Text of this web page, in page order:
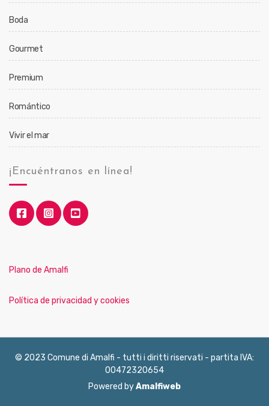
Boda
Gourmet
Premium
Romántico
Vivir el mar
¡Encuéntranos en línea!
Plano de Amalfi
Política de privacidad y cookies
© 2023 Comune di Amalfi - tutti i diritti riservati - partita IVA:
00472320654
Powered byAmalfiweb